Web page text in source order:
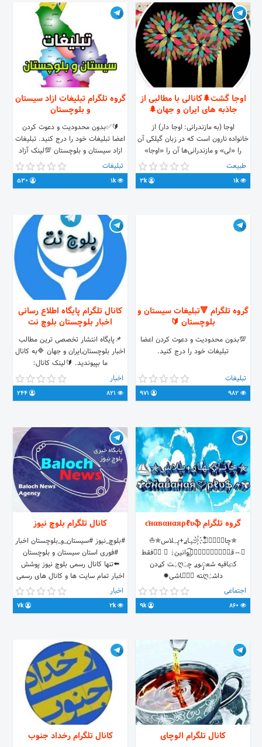
اوجا گشت🌲کانالی با مطالبی از
جاذبه های ایران و جهان🌲
اوجا (به مازندرانی: اوجا دار) از
خانواده نارون است که در زبان گیلکی آن
را «لی» و مازندرانی‌ها آن را «اوجا»
می‌نامند. 🌲کانالی با مطالبی از جاذبه
های ایران و جهان🌲 جهت دادن نظرات
و پیشنهادات با آیدی زیر در ارتباط
طبیعت
1k
3k
گروه تلگرام تبلیغات ازاد سیستان
و بلوچستان
🔰✅بدون محدودیت و دعوت کردن
اعضا تبلیغات خود را درج کنید. تبلیغات
ازاد سیستان و بلوچستان 💯لینک آزاد
تبلیغات
1k
گروه تلگرام 🔻تبلیغات سیستان و
بلوچستان 🔰
💯بدون محدودیت و دعوت کردن اعضا
تبلیغات خود را درج کنید.
تبلیغات
کانال تلگرام پایگاه اطلاع رسانی
اخبار بلوچستان بلوچ نت
📌پایگاه انتشار تخصصی ترین مطالب
اخبار بلوچستان,ایران و جهان 🔷️به کانال
ما بپیوندید. 🔰لینک کانال:
@balouchnet ⚠️ارتباط با ادمین:
@masoudbalouchnet
اخبار
گروه تلگرام ƈнαвαнαяρℓυֆ
✯چابٌٰٖٖـٰـ҉ِْْٰٓ✧ـهٖـاࢪ+پـٖلاس✯⛵
✪⇔قـ❊ًٌٌٍٰٰٖٖٖ͜͡ـوانین:ٰٖ ✪ ❶✹فقط
کـ℘ـافیه شعှــوࢪ چـٰٰٖღـٰٖت کࢪدن
داشـٰٰٖღـته بٰٖـاشـی✹
❷✵شٰٖـاخ✧بودن مـناسـب҉ِْْٰٓ✧بلوچ
°✘نیـسـٌٰت°✘ ❸❖✯مٰٖـ✧ـࢪد✯باش✧❖
ρℓѕѕ ѕнαяє ℓιик➠
اجتماعی
9k
کانال تلگرام بلوچ نیوز
#بلوچ_نیوز #سيستان_و_بلوچستان اخبار
#فوری استان سیستان و بلوچستان
⬅️تنها کانال رسمی بلوچ نیوز پوشش
اخبار تمام سایت ها و کانال های رسمی
استان اخبار و تصاویر را برای ما ارسال
کنید #تبلیغات ارزان پذیرفته می شود
ارتباط با ادمین
اخبار
2k
7k
کانال تلگرام الوچای کانال تلگرام رخداد جنوب